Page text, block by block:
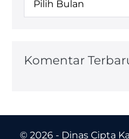
Komentar
© 2026 - Dinas Cipta